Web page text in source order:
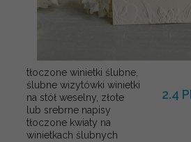
tłoczone winietki ślubne,
ślubne wizytówki winietki
na stół weselny, złote
lub srebrne napisy
tłoczone kwiaty na
winietkach ślubnych
2.4